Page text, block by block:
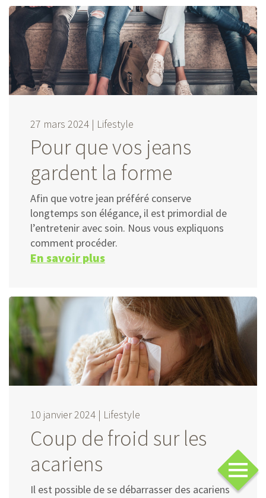
27 mars 2024 | Lifestyle
Pour que vos jeans
gardent la forme
Afin que votre jean préféré conserve
longtemps son élégance, il est primordial de
l’entretenir avec soin. Nous vous expliquons
comment procéder.
En savoir plus
10 janvier 2024 | Lifestyle
Coup de froid sur les
acariens
Il est possible de se débarrasser des acariens